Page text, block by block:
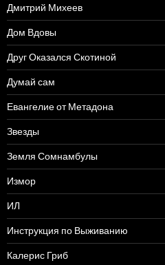
Дмитрий Михеев
Дом Вдовы
Друг Оказался Скотиной
Думай сам
Евангелие от Метадона
Звезды
Земля Сомнамбулы
Измор
ИЛ
Инструкция по Выживанию
Калерис Гриб